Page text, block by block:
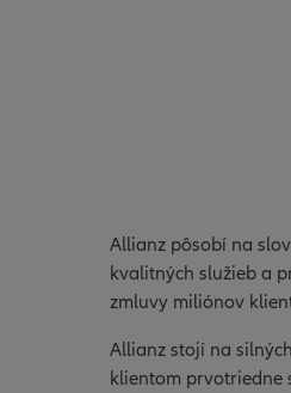
Allianz pôsobí na
kvalitných služieb a
zmluvy miliónov
Allianz stojí na
klientom prvotriedne